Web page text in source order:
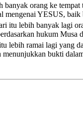
orang ke
mengenai YESUS,
itu lebih banyak lagi
hukum
lebih ramai lagi yang
bukti